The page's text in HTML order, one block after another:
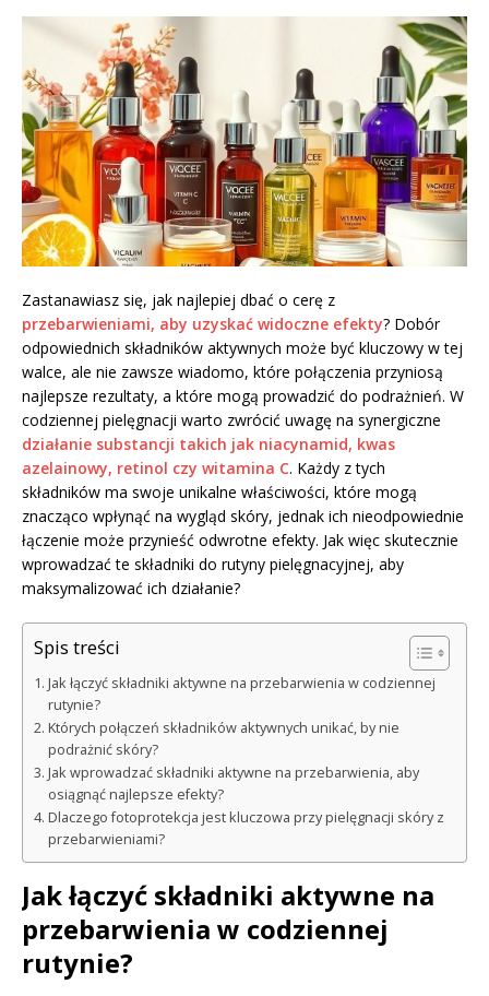
Zastanawiasz się, jak najlepiej dbać o cerę z
przebarwieniami, aby uzyskać widoczne efekty? Dobór
odpowiednich składników aktywnych może być kluczowy w tej
walce, ale nie zawsze wiadomo, które połączenia przyniosą
najlepsze rezultaty, a które mogą prowadzić do podrażnień. W
codziennej pielęgnacji warto zwrócić uwagę na synergiczne
działanie substancji takich jak niacynamid, kwas
azelainowy, retinol czy witamina C. Każdy z tych
składników ma swoje unikalne właściwości, które mogą
znacząco wpłynąć na wygląd skóry, jednak ich nieodpowiednie
łączenie może przynieść odwrotne efekty. Jak więc skutecznie
wprowadzać te składniki do rutyny pielęgnacyjnej, aby
maksymalizować ich działanie?
Spis treści
Jak łączyć składniki aktywne na przebarwienia w codziennej
rutynie?
Których połączeń składników aktywnych unikać, by nie
podrażnić skóry?
Jak wprowadzać składniki aktywne na przebarwienia, aby
osiągnąć najlepsze efekty?
Dlaczego fotoprotekcja jest kluczowa przy pielęgnacji skóry z
przebarwieniami?
Jak łączyć składniki aktywne na
przebarwienia w codziennej
rutynie?